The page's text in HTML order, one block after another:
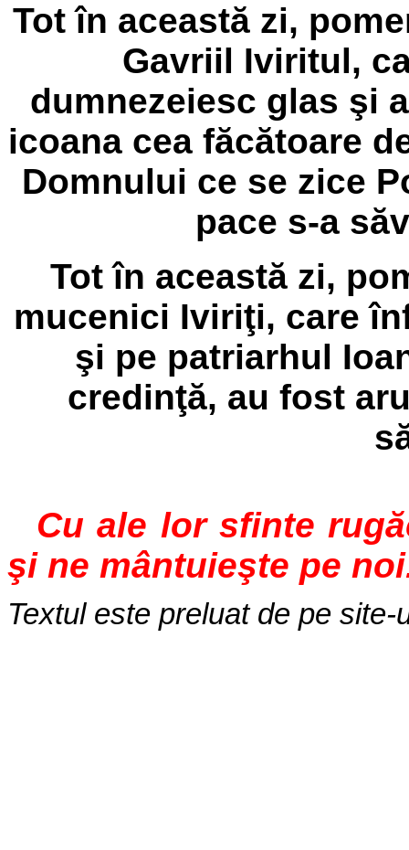
Tot în această zi,
Gavriil Iviritul,
dumnezeiesc glas şi
icoana cea făcătoare
Domnului ce se zice
pace s-a
Tot în această zi,
mucenici Iviriţi, care
şi pe patriarhul
credinţă, au fost
Cu ale lor sfinte
şi ne mântuieşte pe
Textul este preluat de pe